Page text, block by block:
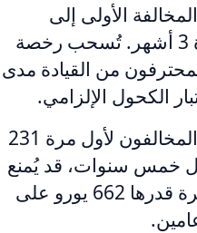
في الفلبين أيضًا 0.05٪، وتؤدي المخالفة الأولى إلى
غرامة تتراوح بين 288 و1,153 يورو، بالإضافة إلى السجن لمدة 3 أشهر. تُسحب رخصة
السائقون المحترفون من القيادة مدى
الكحول الإلزامي.
، حيث يُغرم المخالفون لأول مرة 231
خلال خمس سنوات، قد يُمنع
السائق من القيادة لمدة تصل إلى عامين. كما تُفرض غرامة كبيرة قدرها 662 يورو على